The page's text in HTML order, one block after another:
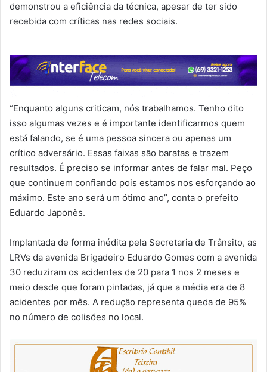
demonstrou a eficiência da técnica, apesar de ter sido
recebida com críticas nas redes sociais.
“Enquanto alguns criticam, nós trabalhamos. Tenho dito
isso algumas vezes e é importante identificarmos quem
está falando, se é uma pessoa sincera ou apenas um
crítico adversário. Essas faixas são baratas e trazem
resultados. É preciso se informar antes de falar mal. Peço
que continuem confiando pois estamos nos esforçando ao
máximo. Este ano será um ótimo ano”, conta o prefeito
Eduardo Japonês.
Implantada de forma inédita pela Secretaria de Trânsito, as
LRVs da avenida Brigadeiro Eduardo Gomes com a avenida
30 reduziram os acidentes de 20 para 1 nos 2 meses e
meio desde que foram pintadas, já que a média era de 8
acidentes por mês. A redução representa queda de 95%
no número de colisões no local.